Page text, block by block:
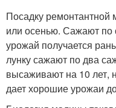
Посадку
или осенью. Сажают по
урожай получается
лунку сажают по два
высаживают на 10 лет,
дает хорошие урожаи